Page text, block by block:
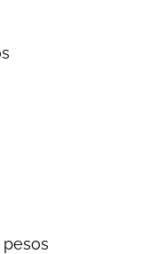
pesos